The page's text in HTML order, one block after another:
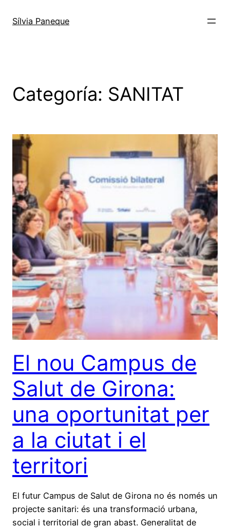
Sílvia Paneque
Categoría: SANITAT
El nou Campus de
Salut de Girona:
una oportunitat per
a la ciutat i el
territori
El futur Campus de Salut de Girona no és només un
projecte sanitari: és una transformació urbana,
social i territorial de gran abast. Generalitat de